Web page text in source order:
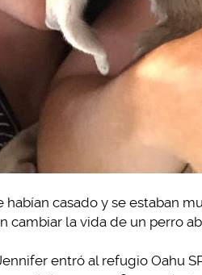
habían casado y se estaban
cambiar la vida de un perro
entró al refugio Oahu